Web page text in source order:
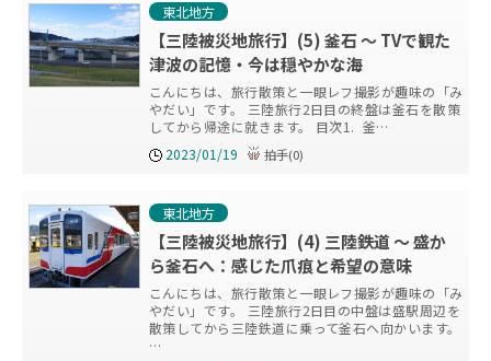
東北地方
【三陸被災地旅行】(5) 釜石 ～ TVで観た
津波の記憶・今は穏やかな海
こんにちは、旅行散策と一眼レフ撮影が趣味の「み
やだい」です。 三陸旅行2日目の終盤は釜石を散策
してから帰途に就きます。 目次1. 釜…
2023/01/19
拍手(0)
東北地方
【三陸被災地旅行】(4) 三陸鉄道 ～ 盛か
ら釜石へ：感じた爪痕と希望の意味
こんにちは、旅行散策と一眼レフ撮影が趣味の「み
やだい」です。 三陸旅行2日目の中盤は盛駅周辺を
散策してから三陸鉄道に乗って釜石へ向かいます。
…